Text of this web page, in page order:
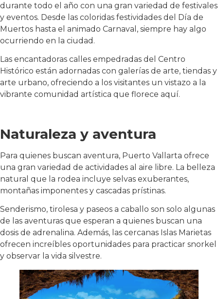
durante todo el año con una gran variedad de festivales
y eventos. Desde las coloridas festividades del Día de
Muertos hasta el animado Carnaval, siempre hay algo
ocurriendo en la ciudad.
Las encantadoras calles empedradas del Centro
Histórico están adornadas con galerías de arte, tiendas y
arte urbano, ofreciendo a los visitantes un vistazo a la
vibrante comunidad artística que florece aquí.
Naturaleza y aventura
Para quienes buscan aventura, Puerto Vallarta ofrece
una gran variedad de actividades al aire libre. La belleza
natural que la rodea incluye selvas exuberantes,
montañas imponentes y cascadas prístinas.
Senderismo, tirolesa y paseos a caballo son solo algunas
de las aventuras que esperan a quienes buscan una
dosis de adrenalina. Además, las cercanas Islas Marietas
ofrecen increíbles oportunidades para practicar snorkel
y observar la vida silvestre.